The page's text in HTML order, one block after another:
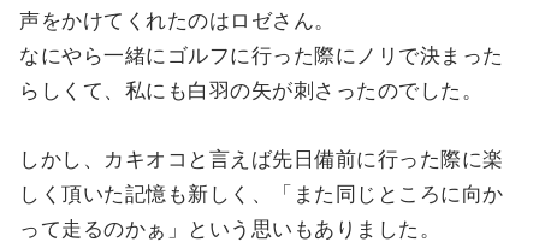
声をかけてくれたのはロゼさん。
なにやら一緒にゴルフに行った際にノリで決まった
らしくて、私にも白羽の矢が刺さったのでした。
しかし、カキオコと言えば先日備前に行った際に楽
しく頂いた記憶も新しく、「また同じところに向か
って走るのかぁ」という思いもありました。